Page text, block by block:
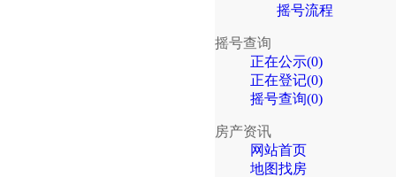
摇号流程
摇号查询
正在公示(0)
正在登记(0)
摇号查询(0)
房产资讯
网站首页
地图找房